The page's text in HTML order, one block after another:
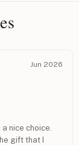
Jun 2026
nice choice.
gift that I